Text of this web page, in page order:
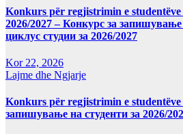
Konkurs për regjistrimin e
2026/2027 – Конкурс за
циклус студии за 2026/2027
Kor 22, 2026
Lajme dhe Ngjarje
Konkurs për regjistrimin e studentëve
запишување на студенти за 2026/